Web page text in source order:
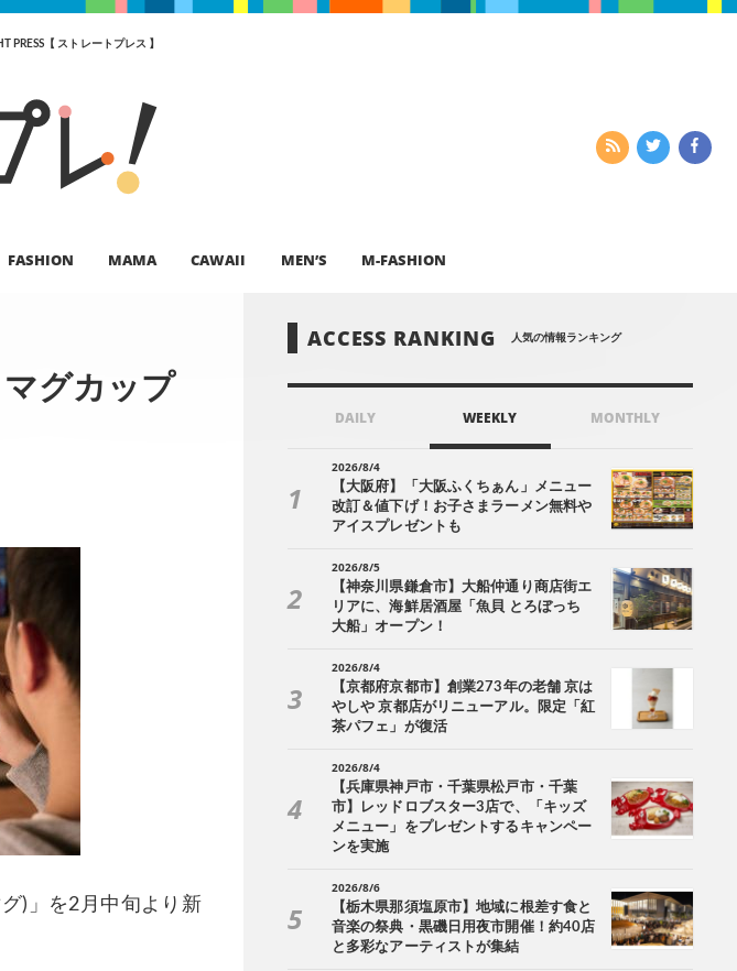
PRESS【 ストレートプレス 】
FASHION MAMA CAWAII MEN’S M-FASHION
グカップ
)」を2月中旬より新
ACCESS RANKING 人気の情報ランキング
DAILY WEEKLY MONTHLY
2026/8/4
【大阪府】「大阪ふくちぁん」メニュー
改訂＆値下げ！お子さまラーメン無料や
アイスプレゼントも
2026/8/5
【神奈川県鎌倉市】大船仲通り商店街エ
リアに、海鮮居酒屋「魚貝 とろぼっち
大船」オープン！
2026/8/4
【京都府京都市】創業273年の老舗 京は
やしや 京都店がリニューアル。限定「紅
茶パフェ」が復活
2026/8/4
【兵庫県神戸市・千葉県松戸市・千葉
市】レッドロブスター3店で、「キッズ
メニュー」をプレゼントするキャンペー
ンを実施
2026/8/6
【栃木県那須塩原市】地域に根差す食と
音楽の祭典・黒磯日用夜市開催！約40店
と多彩なアーティストが集結